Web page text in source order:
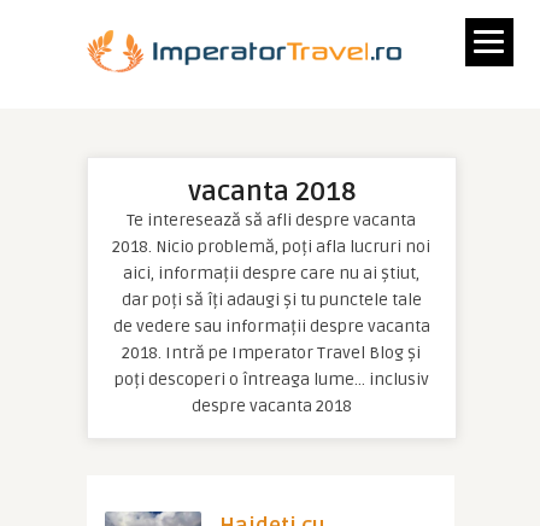
vacanta 2018
Te interesează să afli despre vacanta
2018. Nicio problemă, poți afla lucruri noi
aici, informații despre care nu ai știut,
dar poți să îți adaugi și tu punctele tale
de vedere sau informații despre vacanta
2018. Intră pe Imperator Travel Blog și
poți descoperi o întreaga lume… inclusiv
despre vacanta 2018